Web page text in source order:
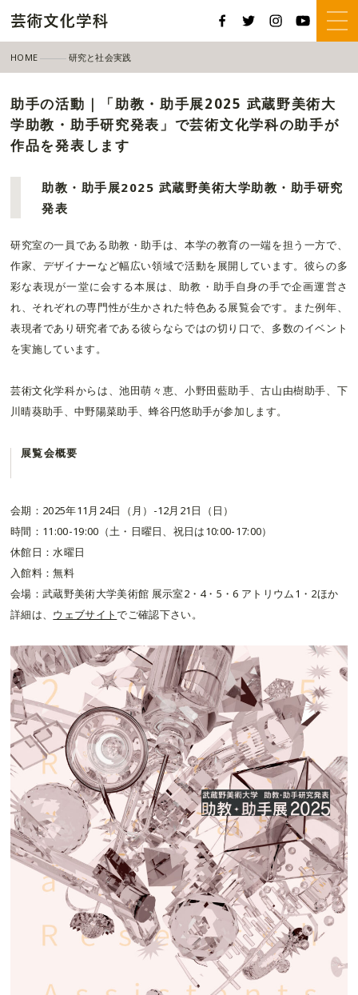
HOME 研究と社会実践
助手の活動｜「助教・助手展2025 武蔵野美術大
学助教・助手研究発表」で芸術文化学科の助手が
作品を発表します
助教・助手展2025 武蔵野美術大学助教・助手研究
発表
研究室の一員である助教・助手は、本学の教育の一端を担う一方で、
作家、デザイナーなど幅広い領域で活動を展開しています。彼らの多
彩な表現が一堂に会する本展は、助教・助手自身の手で企画運営さ
れ、それぞれの専門性が生かされた特色ある展覧会です。また例年、
表現者であり研究者である彼らならではの切り口で、多数のイベント
を実施しています。
芸術文化学科からは、池田萌々恵、小野田藍助手、古山由樹助手、下
川晴葵助手、中野陽菜助手、蜂谷円悠助手が参加します。
展覧会概要
会期：2025年11月24日（月）-12月21日（日）
時間：11:00-19:00（土・日曜日、祝日は10:00-17:00）
休館日：水曜日
入館料：無料
会場：武蔵野美術大学美術館 展示室2・4・5・6 アトリウム1・2ほか
詳細は、 ウェブサイトでご確認下さい。